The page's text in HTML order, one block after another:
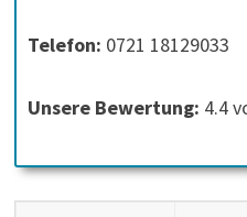
Telefon: 0721 18129033
Unsere Bewertung: 4.4